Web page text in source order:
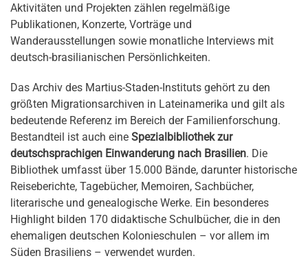
Aktivitäten und Projekten zählen regelmäßige
Publikationen, Konzerte, Vorträge und
Wanderausstellungen sowie monatliche Interviews mit
deutsch-brasilianischen Persönlichkeiten.
Das Archiv des Martius-Staden-Instituts gehört zu den
größten Migrationsarchiven in Lateinamerika und gilt als
bedeutende Referenz im Bereich der Familienforschung.
Bestandteil ist auch eine Spezialbibliothek zur
deutschsprachigen Einwanderung nach Brasilien. Die
Bibliothek umfasst über 15.000 Bände, darunter historische
Reiseberichte, Tagebücher, Memoiren, Sachbücher,
literarische und genealogische Werke. Ein besonderes
Highlight bilden 170 didaktische Schulbücher, die in den
ehemaligen deutschen Kolonieschulen – vor allem im
Süden Brasiliens – verwendet wurden.